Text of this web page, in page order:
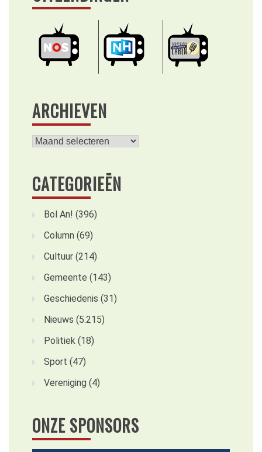
ARCHIEVEN
Archieven
CATEGORIEËN
Bol An! (396)
Column (69)
Cultuur (214)
Gemeente (143)
Geschiedenis (31)
Nieuws (5.215)
Politiek (18)
Sport (47)
Vereniging (4)
ONZE SPONSORS